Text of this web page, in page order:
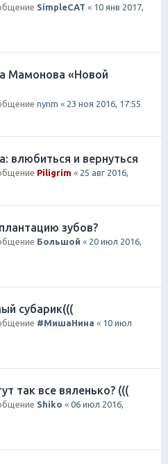
SimpleCAT « 10 янв 2017,
Мамонова «Новой
nynm « 23 ноя 2016, 17:55
влюбиться и вернуться
Piligrim « 25 авг 2016,
зубов?
Большой « 20 июл 2016,
субарик(((
#МишаНина « 10 июл
так все вяленько? (((
Shiko « 06 июл 2016,